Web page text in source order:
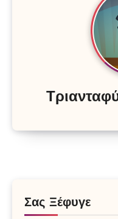
Σας Ξέφυγε